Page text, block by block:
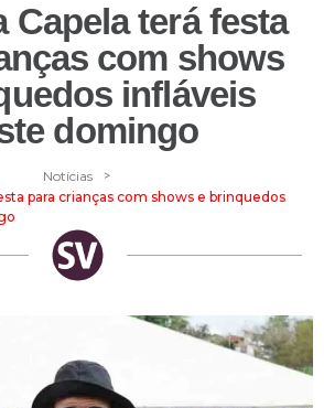
Capela terá festa
com shows
infláveis
domingo
Notícias >
para crianças com shows e brinquedos